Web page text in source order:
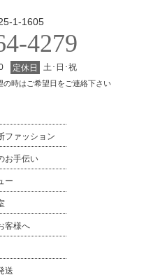
1-1605
4279
定休日 土･日･祝
の時はご希望日をご連絡下さい
ファッション
お手伝い
ー
客様へ
送